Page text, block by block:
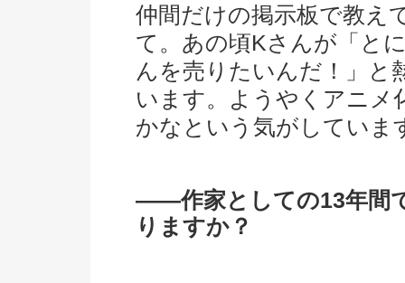
仲間だけの掲示板で教え
て。あの頃Kさんが「と
んを売りたいんだ！」と
います。ようやくアニメ
かなという気がしていま
――作家としての13年間
りますか？